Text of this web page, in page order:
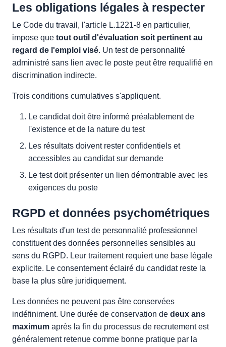
Les obligations légales à respecter
Le Code du travail, l'article L.1221-8 en particulier,
impose que tout outil d'évaluation soit pertinent au
regard de l'emploi visé. Un test de personnalité
administré sans lien avec le poste peut être requalifié en
discrimination indirecte.
Trois conditions cumulatives s'appliquent.
Le candidat doit être informé préalablement de
l'existence et de la nature du test
Les résultats doivent rester confidentiels et
accessibles au candidat sur demande
Le test doit présenter un lien démontrable avec les
exigences du poste
RGPD et données psychométriques
Les résultats d'un test de personnalité professionnel
constituent des données personnelles sensibles au
sens du RGPD. Leur traitement requiert une base légale
explicite. Le consentement éclairé du candidat reste la
base la plus sûre juridiquement.
Les données ne peuvent pas être conservées
indéfiniment. Une durée de conservation de deux ans
maximum après la fin du processus de recrutement est
généralement retenue comme bonne pratique par la